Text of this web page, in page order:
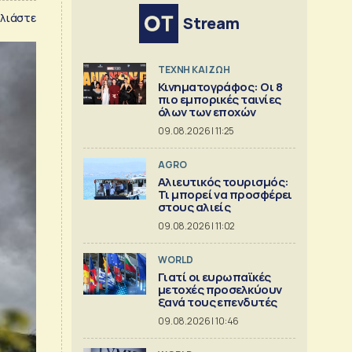
Stream
TΕΧΝΗ ΚΑΙ ΖΩΗ
Κινηματογράφος: Οι 8
πιο εμπορικές ταινίες
όλων των εποχών
09.08.2026 | 11:25
AGRO
Αλιευτικός τουρισμός:
Τι μπορεί να προσφέρει
στους αλιείς
09.08.2026 | 11:02
WORLD
Γιατί οι ευρωπαϊκές
μετοχές προσελκύουν
ξανά τους επενδυτές
09.08.2026 | 10:46